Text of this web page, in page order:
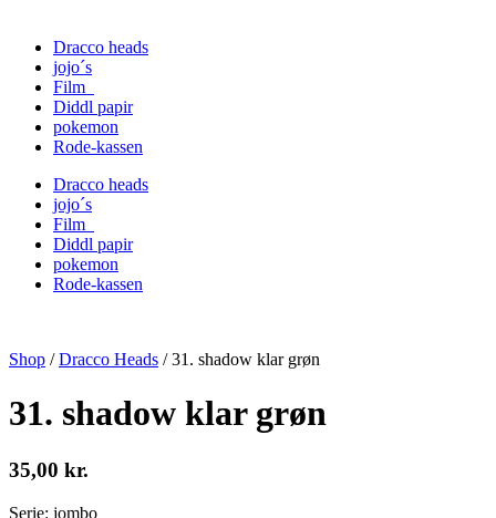
Dracco heads
jojo´s
Film
Diddl papir
pokemon
Rode-kassen
Dracco heads
jojo´s
Film
Diddl papir
pokemon
Rode-kassen
Shop /Dracco Heads /31. shadow klar grøn
31. shadow klar grøn
35,00 kr.
Serie: jombo